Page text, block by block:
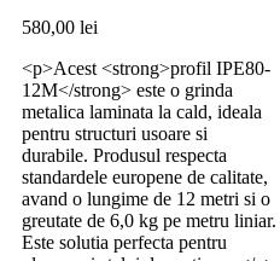
580,00 lei
<p>Acest <strong>profil IPE80-
12M</strong> este o grinda
metalica laminata la cald, ideala
pentru structuri usoare si
durabile. Produsul respecta
standardele europene de calitate,
avand o lungime de 12 metri si o
greutate de 6,0 kg pe metru liniar.
Este solutia perfecta pentru